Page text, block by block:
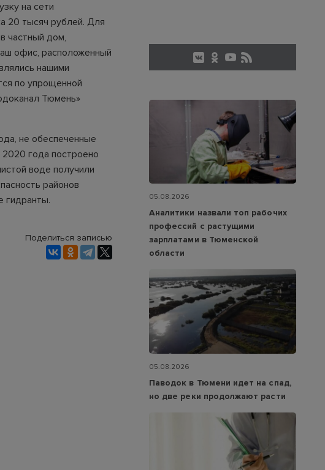
на сети
20 тысяч рублей. Для
частный дом,
офис, расположенный
нашими
по упрощенной
Тюмень»
не обеспеченные
года построено
воде получили
районов
гидранты.
Поделиться записью
05.08.2026
Аналитики назвали топ рабочих
профессий с растущими
зарплатами в Тюменской
области
05.08.2026
Паводок в Тюмени идет на спад,
но две реки продолжают расти